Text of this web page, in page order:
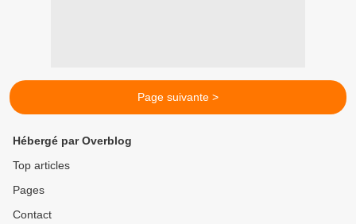
Page suivante >
Hébergé par Overblog
Top articles
Pages
Contact